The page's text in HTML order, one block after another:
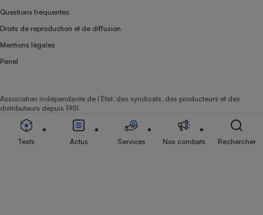
Questions fréquentes
Droits de reproduction et de diffusion
Mentions légales
Panel
Association indépendante de l’État, des syndicats, des producteurs et des
distributeurs depuis 1951.
Tests Actus Services Nos combats Rechercher